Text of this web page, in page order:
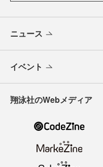
ニュース
イベント
翔泳社のWebメディア